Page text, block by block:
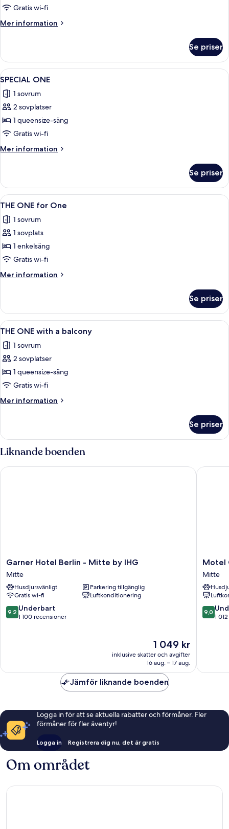
Gratis wi-fi
Mer information
Mer
ONE
Se priser
Öppna
alla
foton
för
SPECIAL
ONE
Ett hotellrum med en stoppad
7
SPECIAL ONE
1 sovrum
2 sovplatser
1 queensize-säng
Gratis wi-fi
Mer information
Mer
ONE
Se priser
Öppna
alla
foton
för
THE
ONE
for
One
Ett hotellrum med en säng, ett
5
THE ONE for One
1 sovrum
1 sovplats
1 enkelsäng
Gratis wi-fi
Mer information
Mer
ONE
for
One
Se priser
Öppna
alla
foton
för
THE
ONE
with
a
Ett hotellrum med en stoppad
8
THE ONE with a balcony
1 sovrum
2 sovplatser
1 queensize-säng
Gratis wi-fi
Mer information
Mer
ONE
with
a
balcony
Se priser
Liknande boenden
Garner
Hotel
Berlin
-
Mitte
by
IHG
Garner Hotel Berlin - Mitte by IHG
Mitte
Husdjursvänligt
Parkering tillgänglig
Gratis wi-fi
Luftkonditionering
9.2
av
9,2 Underbart
1 100 recensioner
Priset
1 049 kr
1 049 kr
inklusive skatter och avgifter
16 aug. – 17 aug.
Garner Hotel Berlin - Mitte by IHG
Motel
One
Berlin-
Mitte
Motel
Mitte
9.0
av
9,0
1
Motel
Jämför liknande boenden
Logga in för att se aktuella rabatter och förmåner. Fler
förmåner för fler äventyr!
Logga in Registrera dig nu, det är gratis
Om området